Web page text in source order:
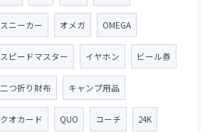
スニーカー オメガ OMEGA
スピードマスター イヤホン ビール券
二つ折り財布 キャンプ用品
クオカード QUO コーチ 24K